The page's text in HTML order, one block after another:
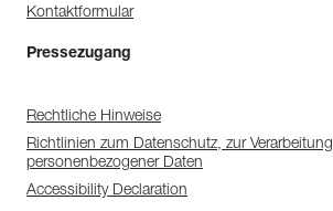
Kontaktformular
Pressezugang
Rechtliche Hinweise
Richtlinien zum Datenschutz, zur Verarbeitung
personenbezogener Daten
Accessibility Declaration